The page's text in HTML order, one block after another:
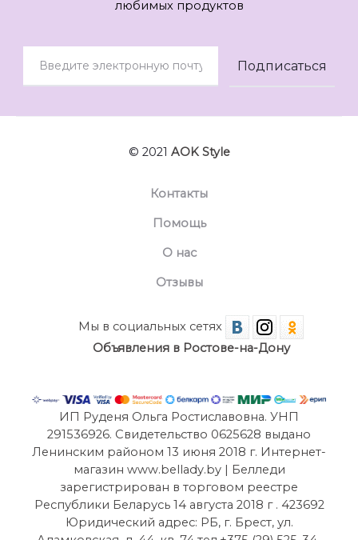
любимых продуктов
© 2021 AOK Style
Контакты
Помощь
О нас
Отзывы
Мы в социальных сетях
Объявления в Ростове-на-Дону
ИП Руденя Ольга Ростиславовна. УНП
291536926. Свидетельство 0625628 выдано
Ленинским районом 13 июня 2018 г. Интернет-
магазин www.bellady.by | Белледи
зарегистрирован в торговом реестре
Республики Беларусь 14 августа 2018 г . 423692
Юридический адрес: РБ, г. Брест, ул.